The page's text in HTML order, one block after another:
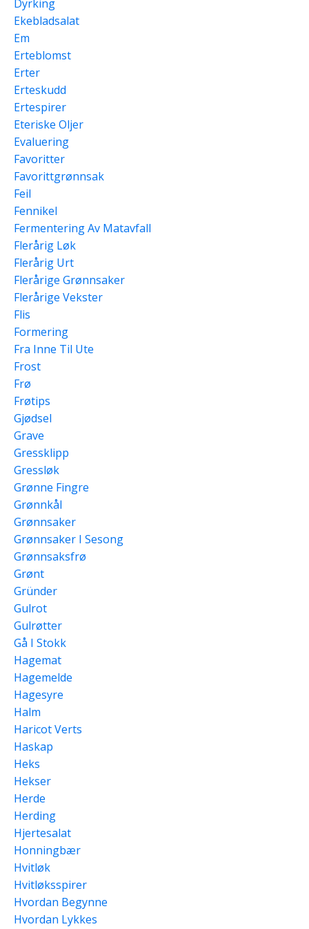
Dyrking
Ekebladsalat
Em
Erteblomst
Erter
Erteskudd
Ertespirer
Eteriske Oljer
Evaluering
Favoritter
Favorittgrønnsak
Feil
Fennikel
Fermentering Av Matavfall
Flerårig Løk
Flerårig Urt
Flerårige Grønnsaker
Flerårige Vekster
Flis
Formering
Fra Inne Til Ute
Frost
Frø
Frøtips
Gjødsel
Grave
Gressklipp
Gressløk
Grønne Fingre
Grønnkål
Grønnsaker
Grønnsaker I Sesong
Grønnsaksfrø
Grønt
Gründer
Gulrot
Gulrøtter
Gå I Stokk
Hagemat
Hagemelde
Hagesyre
Halm
Haricot Verts
Haskap
Heks
Hekser
Herde
Herding
Hjertesalat
Honningbær
Hvitløk
Hvitløksspirer
Hvordan Begynne
Hvordan Lykkes